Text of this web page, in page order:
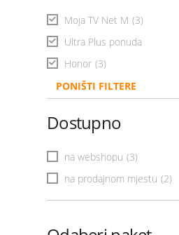
Moja TV Net M (3)
Ultra Plus ponuda
Honor (3)
PONIŠTI FILTERE
Dostupno
na webshopu (3)
na prodajnom mjestu (2)